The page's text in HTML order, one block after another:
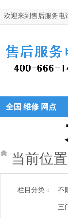
欢迎来到售后服务电
全国 维修 网点
当前位置
栏目分类： 不
三